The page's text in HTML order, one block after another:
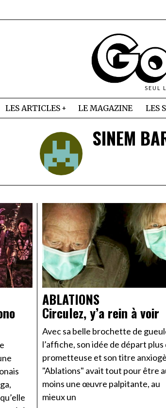
SEUL
LES ARTICLES LE MAGAZINE LES
SINEM
ABLATIONS
Circulez, y’a rein à voir
Avec sa belle brochette de
l’affiche, son idée de départ plus
prometteuse et son titre
"Ablations" avait tout pour être
moins une œuvre palpitante, au
mieux un